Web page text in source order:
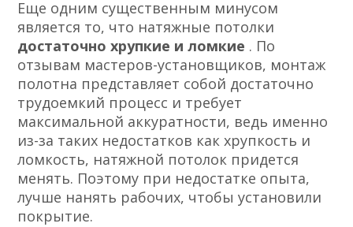
Еще одним существенным минусом
является то, что натяжные потолки
достаточно хрупкие и ломкие . По
отзывам мастеров-установщиков, монтаж
полотна представляет собой достаточно
трудоемкий процесс и требует
максимальной аккуратности, ведь именно
из-за таких недостатков как хрупкость и
ломкость, натяжной потолок придется
менять. Поэтому при недостатке опыта,
лучше нанять рабочих, чтобы установили
покрытие.